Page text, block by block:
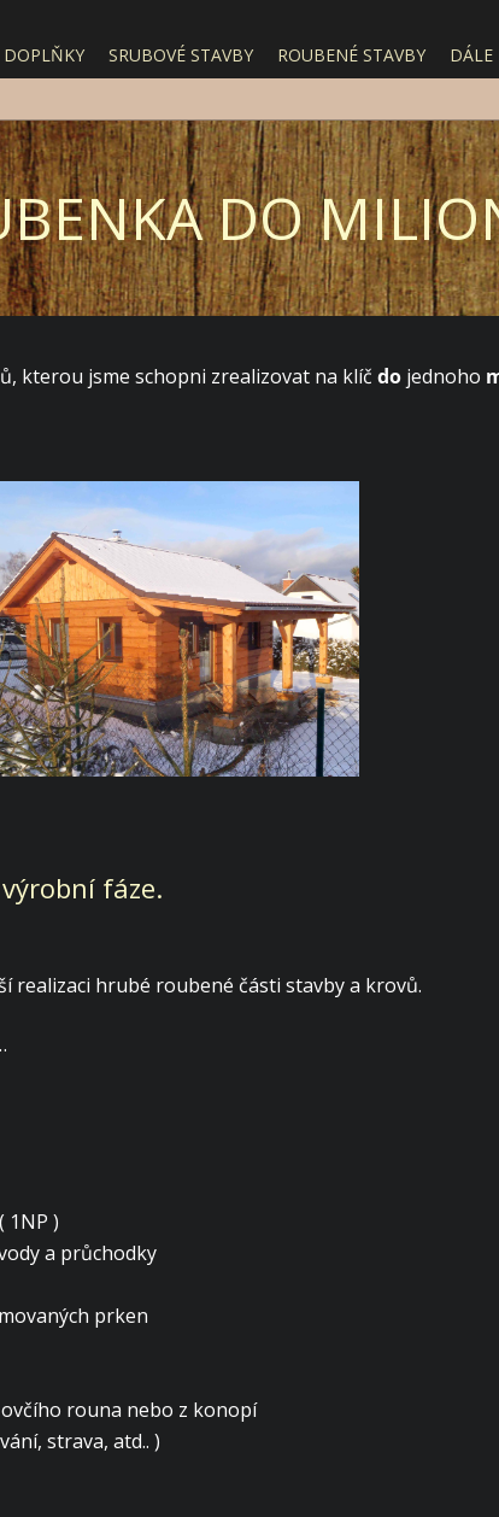
DOPLŇKY SRUBOVÉ STAVBY ROUBENÉ STAVBY
DO
kterou jsme schopni zrealizovat na klíč do jednoho
fáze.
realizaci hrubé roubené části stavby a krovů.
1NP )
a průchodky
prken
rouna nebo z konopí
strava, atd.. )